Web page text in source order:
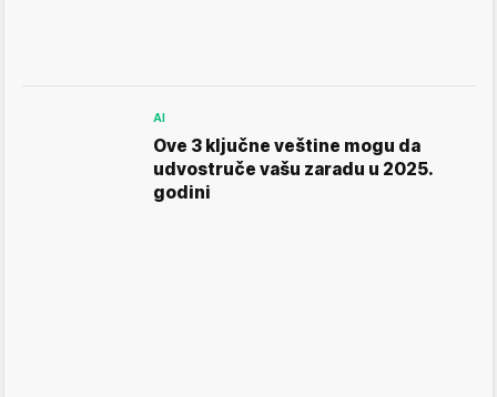
AI
Ove 3 ključne veštine mogu da
udvostruče vašu zaradu u 2025.
godini